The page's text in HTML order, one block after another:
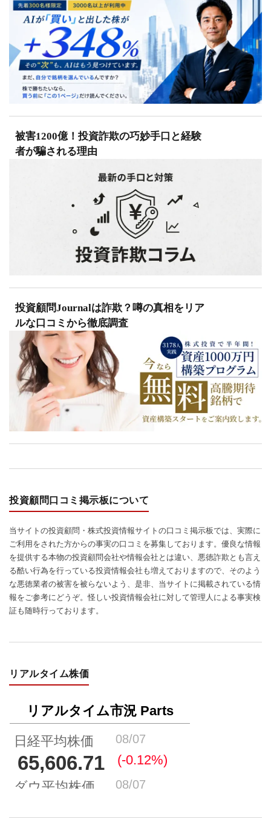
被害1200億！投資詐欺の巧妙手口と経験
者が騙される理由
投資顧問Journalは詐欺？噂の真相をリア
ルな口コミから徹底調査
投資顧問口コミ掲示板について
当サイトの投資顧問・株式投資情報サイトの口コミ掲示板では、実際に
ご利用をされた方からの事実の口コミを募集しております。優良な情報
を提供する本物の投資顧問会社や情報会社とは違い、悪徳詐欺とも言え
る酷い行為を行っている投資情報会社も増えておりますので、そのよう
な悪徳業者の被害を被らないよう、是非、当サイトに掲載されている情
報をご参考にどうぞ。怪しい投資情報会社に対して管理人による事実検
証も随時行っております。
リアルタイム株価